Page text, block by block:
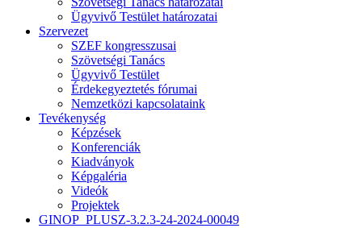
Ügyvivő Testület határozatai
Szervezet
SZEF kongresszusai
Szövetségi Tanács
Ügyvivő Testület
Érdekegyeztetés fórumai
Nemzetközi kapcsolataink
Tevékenység
Képzések
Konferenciák
Kiadványok
Képgaléria
Videók
Projektek
GINOP_PLUSZ-3.2.3-24-2024-00049